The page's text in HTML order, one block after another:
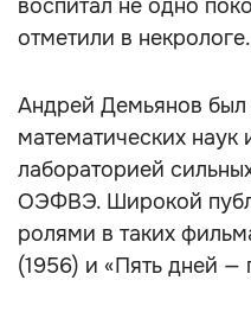
воспитал не одно
отметили в некрологе.
Андрей Демьянов
математических
лабораторией
ОЭФВЭ. Широкой
ролями в таких
(1956) и «Пять дней —